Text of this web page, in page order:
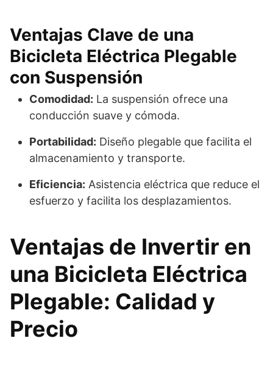
Ventajas Clave de una
Bicicleta Eléctrica Plegable
con Suspensión
Comodidad: La suspensión ofrece una
conducción suave y cómoda.
Portabilidad: Diseño plegable que facilita el
almacenamiento y transporte.
Eficiencia: Asistencia eléctrica que reduce el
esfuerzo y facilita los desplazamientos.
Ventajas de Invertir en
una Bicicleta Eléctrica
Plegable: Calidad y
Precio